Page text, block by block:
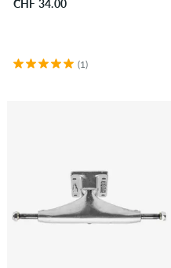
CHF 34.00
(1)